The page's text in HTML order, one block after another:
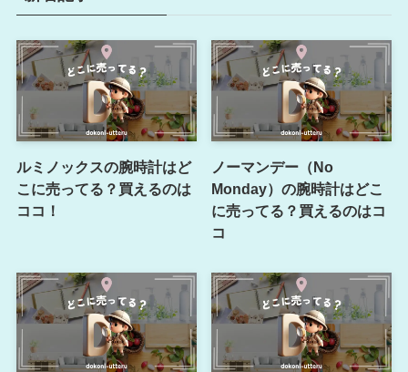
ルミノックスの腕時計はど
こに売ってる？買えるのは
ココ！
ノーマンデー（No
Monday）の腕時計はどこ
に売ってる？買えるのはコ
コ